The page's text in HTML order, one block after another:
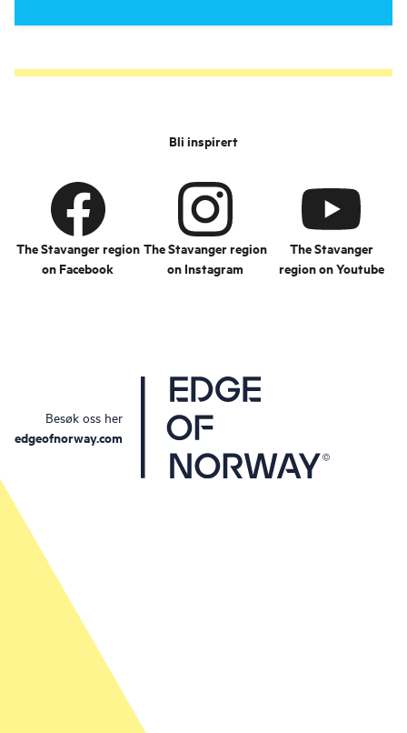
Bli inspirert
The Stavanger region
on Facebook
The Stavanger region
on Instagram
The Stavanger
region on Youtube
Besøk oss her
edgeofnorway.com